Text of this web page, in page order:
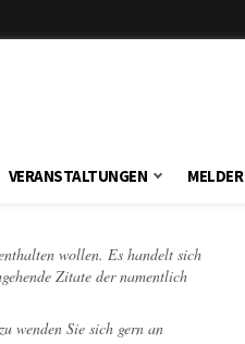
VERANSTALTUNGEN MELDER
wollen. Es handelt sich
Zitate der namentlich
wenden Sie sich gern an